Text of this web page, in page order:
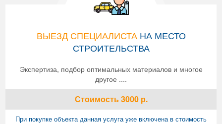
ВЫЕЗД СПЕЦИАЛИСТАНА МЕСТО
СТРОИТЕЛЬСТВА
Экспертиза, подбор оптимальных материалов и многое
другое ....
Стоимость3000р.
При покупке объекта данная услуга уже включена в стоимость